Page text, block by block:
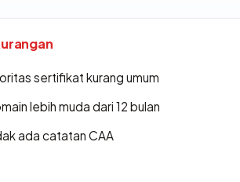
sertifikat kurang umum
lebih muda dari 12 bulan
ada catatan CAA